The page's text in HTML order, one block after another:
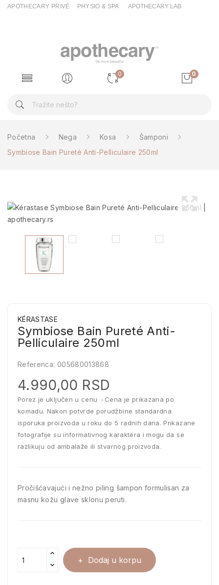
APOTHECARY PRIVÉ PHYSIO & SPA APOTHECARY LAB
0 0
Početna Nega Kosa
Šamponi
Symbiose Bain Pureté Anti-Pelliculaire 250ml
KÉRASTASE
Symbiose Bain Pureté Anti-
Pelliculaire 250ml
Referenca: 005680013868
4.990,00 RSD
Porez je uključen u cenu
Cena je prikazana po
komadu. Nakon potvrde porudžbine standardna
isporuka proizvoda u roku do 5 radnih dana. Prikazane
fotografije su informativnog karaktera i mogu da se
razlikuju od ambalaže ili stvarnog proizvoda.
Pročišćavajući i nežno piling šampon formulisan za
masnu kožu glave sklonu peruti.
Dodaj u korpu